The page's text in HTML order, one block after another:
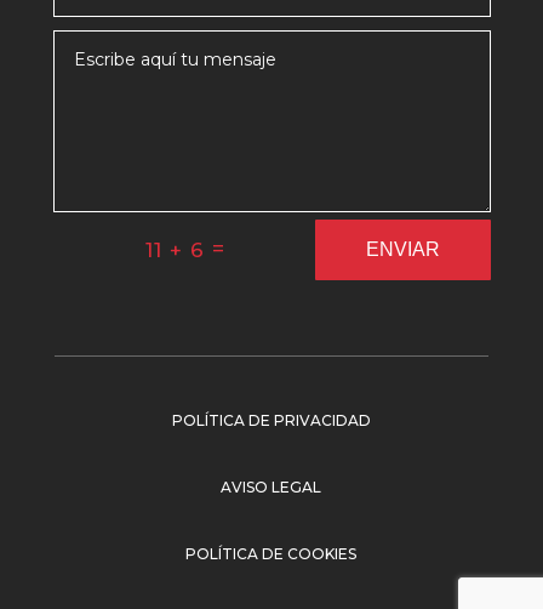
11 + 6 = ENVIAR
POLÍTICA DE PRIVACIDAD
AVISO LEGAL
POLÍTICA DE COOKIES